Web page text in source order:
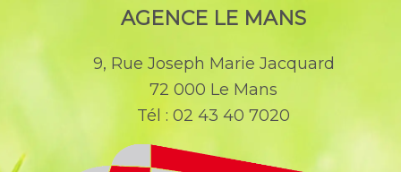
AGENCE LE MANS
9, Rue Joseph Marie Jacquard
72 000 Le Mans
Tél : 02 43 40 7020